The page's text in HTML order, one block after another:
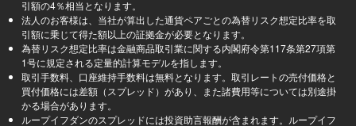
引額の4％相当となります。
法人のお客様は、当社が算出した通貨ペアごとの為替リスク想定比率を取
引額に乗じて得た額以上の証拠金が必要となります。
為替リスク想定比率は金融商品取引業に関する内閣府令第117条第27項第
1号に規定される定量的計算モデルを指します。
取引手数料、口座維持手数料は無料となります。取引レートの売付価格と
買付価格には差額（スプレッド）があり、また諸費用等については別途掛
かる場合があります。
ループイフダンのスプレッドには投資助言報酬が含まれます。ループイフ